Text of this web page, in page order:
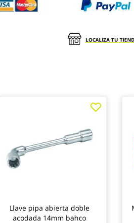
LOCALIZA TU
Llave pipa abierta doble
acodada 14mm bahco